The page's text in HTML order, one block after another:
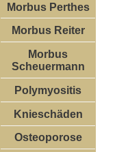
Morbus Perthes
Morbus Reiter
Morbus
Scheuermann
Polymyositis
Knieschäden
Osteoporose